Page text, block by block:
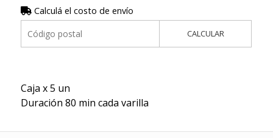
Calculá el costo de envío
CALCULAR
Caja x 5 un
Duración 80 min cada varilla